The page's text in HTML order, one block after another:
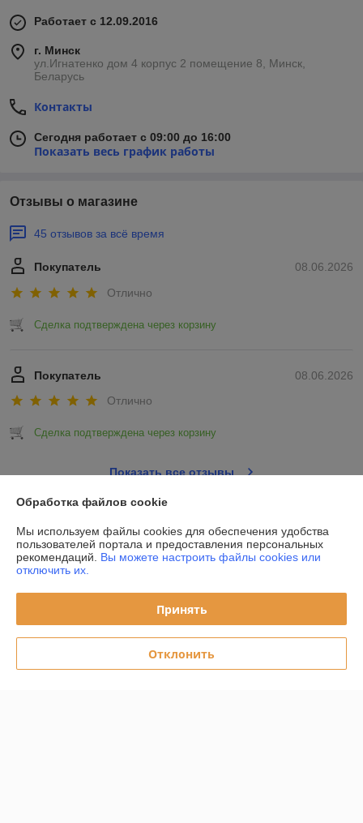
Работает с 12.09.2016
г. Минск
ул.Игнатенко дом 4 корпус 2 помещение 8, Минск,
Беларусь
Контакты
Сегодня работает с 09:00 до 16:00
Показать весь график работы
Отзывы о магазине
45 отзывов за всё время
08.06.2026
Покупатель
Отлично
Сделка подтверждена через корзину
08.06.2026
Покупатель
Отлично
Сделка подтверждена через корзину
Показать все отзывы
О нас
Контакты
График работы
Обработка файлов cookie
Мы используем файлы cookies для обеспечения удобства
пользователей портала и предоставления персональных
рекомендаций. Вы можете настроить файлы cookies или
отключить их.
Принять
Отклонить